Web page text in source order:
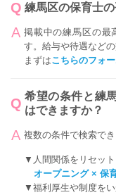
練馬区の保育士
掲載中の練馬区の最
す。給与や待遇など
まずはこちらのフォ
希望の条件と練
はできますか？
複数の条件で検索で
▼人間関係をリセット
オープニング × 保
▼福利厚生や制度を